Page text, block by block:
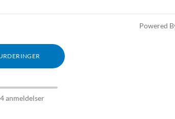
Powered
anmeldelser